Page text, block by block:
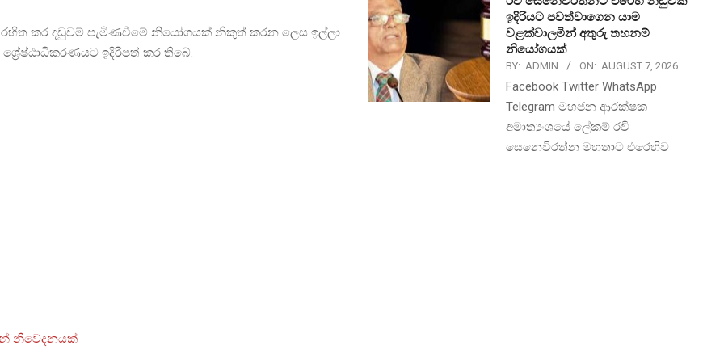
කර දඩුවම් පැමිණවීමේ නියෝගයක් නිකුත් කරන ලෙස ඉල්ලා
ඉදිරිපත් කර තිබේ.
නිවේදනයක්
ඉදිරියට පවත්වාගෙන යාම
වළක්වාලමින් අතුරු තහනම්
නියෝගයක්
BY: ADMIN ON: AUGUST 7, 2026
Facebook Twitter WhatsApp
Telegram මහජන ආරක්ෂක
අමාත්‍යංශයේ ලේකම් රවි
සෙනෙවිරත්න මහතාට එරෙහිව